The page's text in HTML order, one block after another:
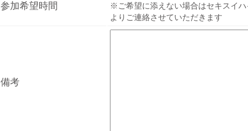
参加希望時間
※ご希望に添えない場合はセキスイハ
よりご連絡させていただきます
備考